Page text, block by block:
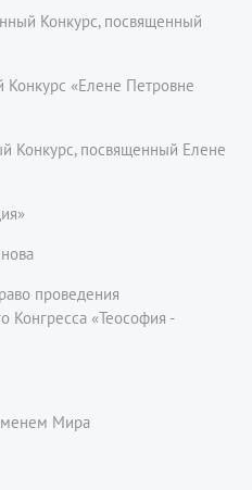
Конкурс, посвященный
«Елене Петровне
Конкурс, посвященный Елене
проведения
Конгресса «Теософия -
Мира